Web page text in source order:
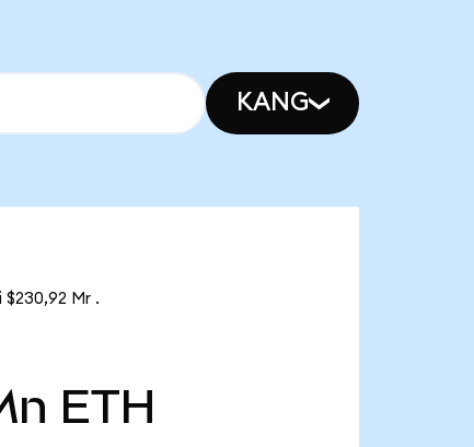
KANG
$230,92 Mr .
ETH